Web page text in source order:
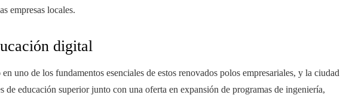
empresas locales.
digital
uno de los fundamentos esenciales de estos renovados polos empresariales, y la ciudad
de educación superior junto con una oferta en expansión de programas de ingeniería,